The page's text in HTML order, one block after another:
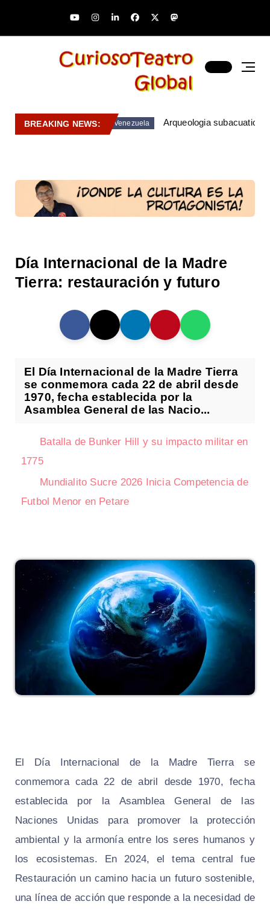
BREAKING NEWS: Venezuela Arqueologia subacuatica
Día Internacional de la Madre
Tierra: restauración y futuro
El Día Internacional de la Madre Tierra
se conmemora cada 22 de abril desde
1970, fecha establecida por la
Asamblea General de las Nacio...
Batalla de Bunker Hill y su impacto militar en
1775
Mundialito Sucre 2026 Inicia Competencia de
Futbol Menor en Petare
El Día Internacional de la Madre Tierra se
conmemora cada 22 de abril desde 1970, fecha
establecida por la Asamblea General de las
Naciones Unidas para promover la protección
ambiental y la armonía entre los seres humanos y
los ecosistemas. En 2024, el tema central fue
Restauración un camino hacia un futuro sostenible,
una línea de acción que responde a la necesidad de